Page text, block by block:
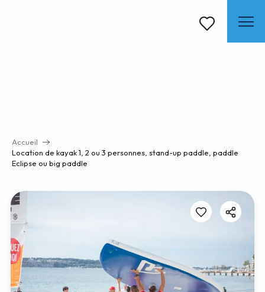
Voir les favoris
Accueil
Location de kayak 1, 2 ou 3 personnes, stand-up paddle, paddle
Eclipse ou big paddle